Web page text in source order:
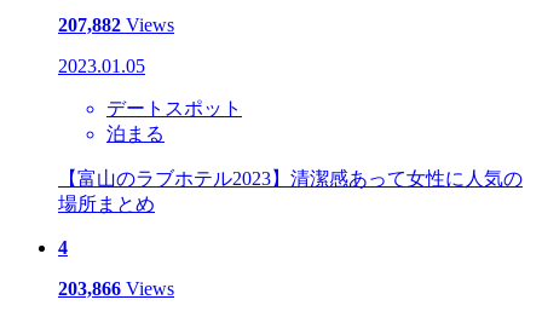
207,882 Views
2023.01.05
デートスポット
泊まる
【富山のラブホテル2023】清潔感あって女性に人気の
場所まとめ
4
203,866 Views